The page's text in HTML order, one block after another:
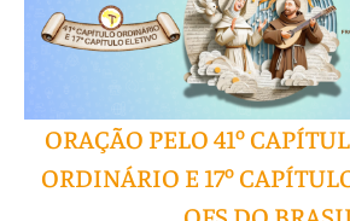
ORAÇÃO PELO 41º
ORDINÁRIO E 17º